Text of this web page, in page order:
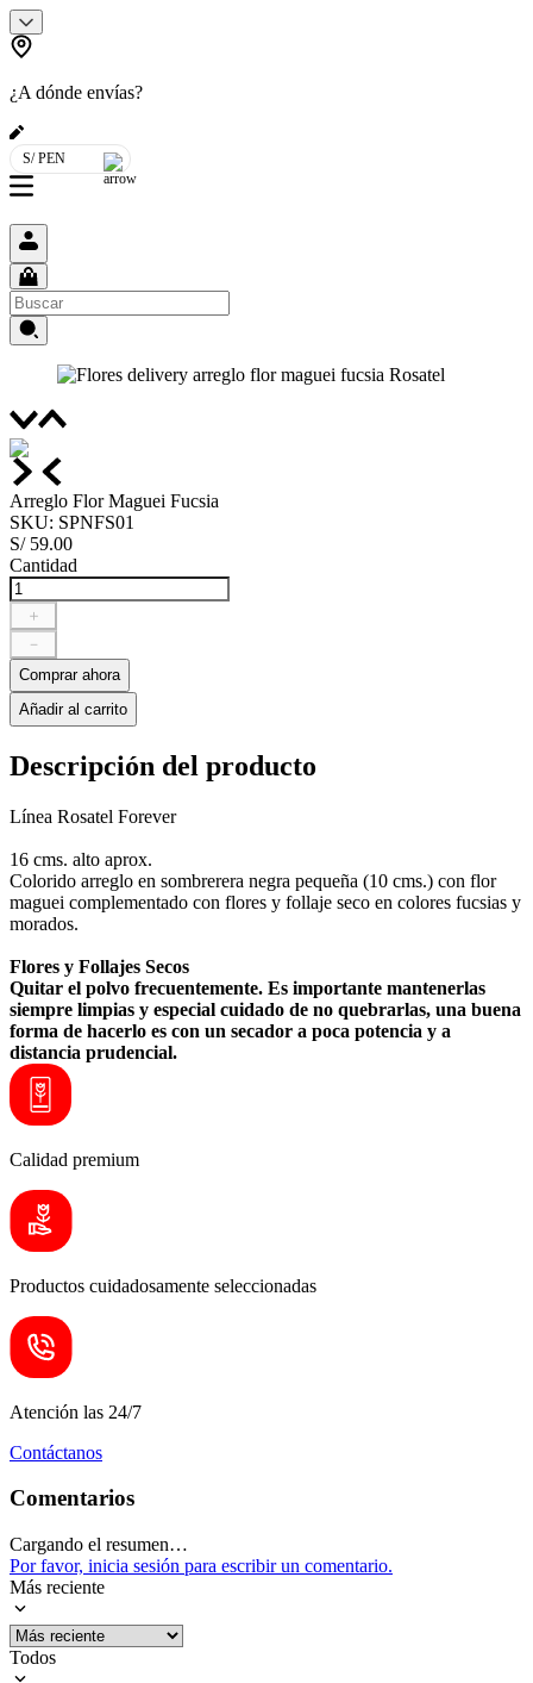
¿A dónde envías?
S/ PEN
Arreglo Flor Maguei Fucsia
SKU: SPNFS01
S/ 59.00
Cantidad
＋
－
Comprar ahora
Añadir al carrito
Descripción del producto
Línea Rosatel Forever
16 cms. alto aprox.
Colorido arreglo en sombrerera negra pequeña (10 cms.) con flor
maguei complementado con flores y follaje seco en colores fucsias y
morados.
Flores y Follajes Secos
Quitar el polvo frecuentemente. Es importante mantenerlas
siempre limpias y especial cuidado de no quebrarlas, una buena
forma de hacerlo es con un secador a poca potencia y a
distancia prudencial.
Calidad premium
Productos cuidadosamente seleccionadas
Atención las 24/7
Contáctanos
Comentarios
Cargando el resumen…
Por favor, inicia sesión para escribir un comentario.
Más reciente
Todos